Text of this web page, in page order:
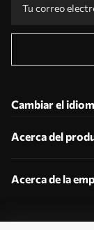
Cambiar el
Acerca del
Acerca de la